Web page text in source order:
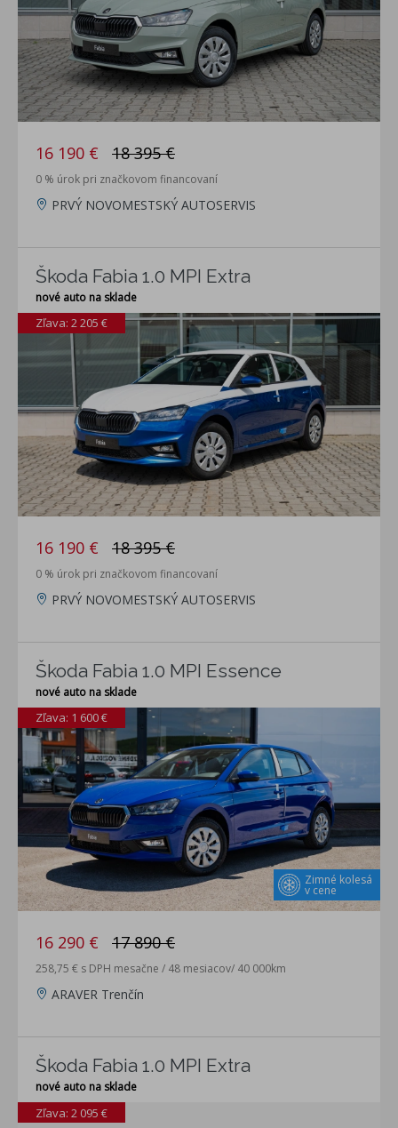
16 190 € 18 395 €
0 % úrok pri značkovom financovaní
PRVÝ NOVOMESTSKÝ AUTOSERVIS
Škoda Fabia 1.0 MPI Extra
nové auto na sklade
Zľava: 2 205 €
16 190 € 18 395 €
0 % úrok pri značkovom financovaní
PRVÝ NOVOMESTSKÝ AUTOSERVIS
Škoda Fabia 1.0 MPI Essence
nové auto na sklade
Zimné kolesá
v cene
Zľava: 1 600 €
16 290 € 17 890 €
258,75 € s DPH mesačne / 48 mesiacov/ 40 000km
ARAVER Trenčín
Škoda Fabia 1.0 MPI Extra
nové auto na sklade
Zľava: 2 095 €